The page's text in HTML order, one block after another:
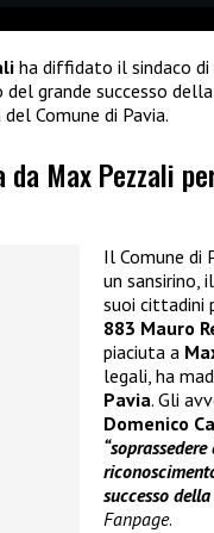
ha diffidato il sindaco di
del grande successo
Comune di Pavia.
Max Pezzali
Il Comune di
un sansirino,
suoi cittadini
883 Mauro
piaciuta a
legali, ha
Pavia. Gli
Domenico
successo
Fanpage.